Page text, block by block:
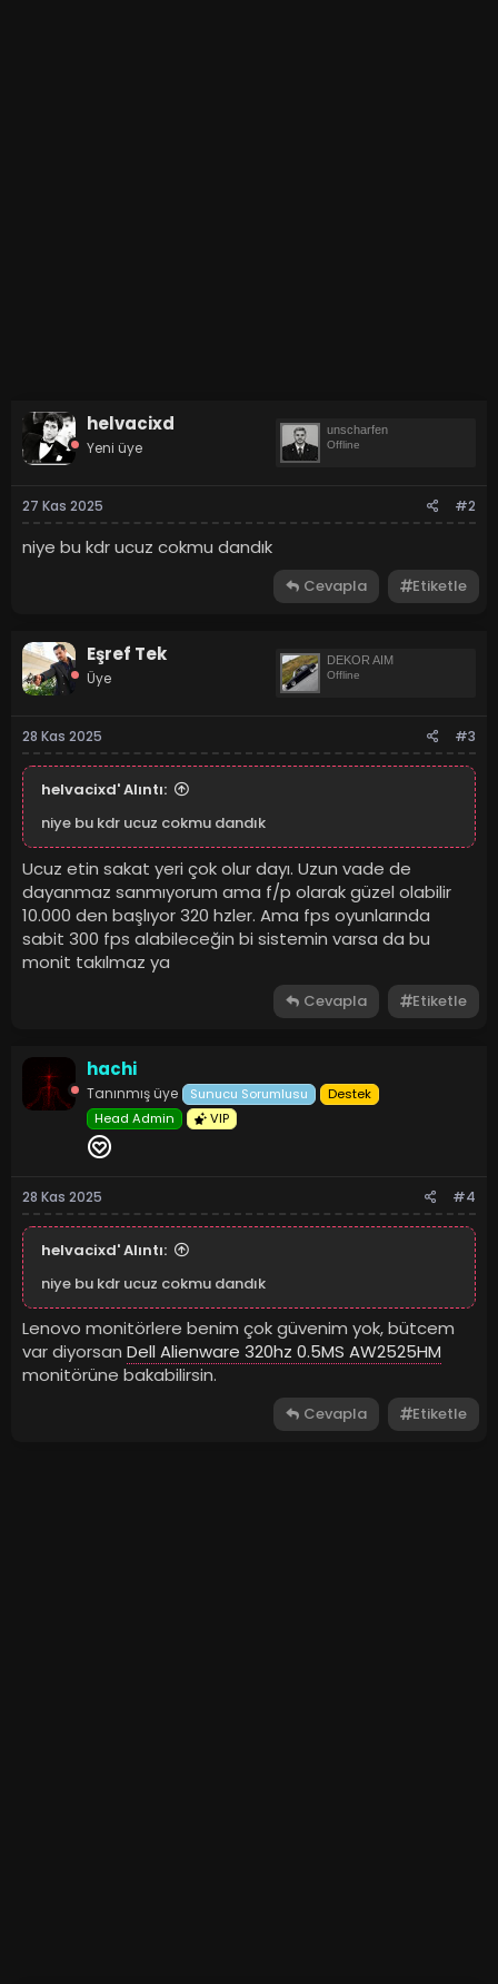
helvacixd
Yeni üye
unscharfen
Offline
27 Kas 2025 #2
niye bu kdr ucuz cokmu dandık
Cevapla Etiketle
Eşref Tek
Üye
DEKOR AIM
Offline
28 Kas 2025 #3
helvacixd' Alıntı:
niye bu kdr ucuz cokmu dandık
Ucuz etin sakat yeri çok olur dayı. Uzun vade de
dayanmaz sanmıyorum ama f/p olarak güzel olabilir
10.000 den başlıyor 320 hzler. Ama fps oyunlarında
sabit 300 fps alabileceğin bi sistemin varsa da bu
monit takılmaz ya
Cevapla Etiketle
hachi
Tanınmış üye Sunucu Sorumlusu
Destek
Head Admin
VIP
28 Kas 2025 #4
helvacixd' Alıntı:
niye bu kdr ucuz cokmu dandık
Lenovo monitörlere benim çok güvenim yok, bütcem
var diyorsan Dell Alienware 320hz 0.5MS AW2525HM
monitörüne bakabilirsin.
Cevapla Etiketle